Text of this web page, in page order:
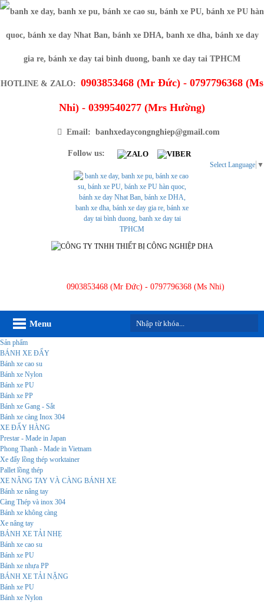
HOTLINE & ZALO: 0903853468 (Mr Đức) - 0797796368 (Ms
Nhi) - 0399540277 (Mrs Hường)
Email: banhxedaycongnghiep@gmail.com
Follow us:
0903853468 (Mr Đức) - 0797796368 (Ms Nhi)
Select Language ▼
Menu
Sản phẩm
BÁNH XE ĐẨY
Bánh xe cao su
Bánh xe Nylon
Bánh xe PU
Bánh xe PP
Bánh xe Gang - Sắt
Bánh xe càng Inox 304
XE ĐẨY HÀNG
Prestar - Made in Japan
Phong Thạnh - Made in Vietnam
Xe đẩy lồng thép worktainer
Pallet lồng thép
XE NÂNG TAY VÀ CÀNG BÁNH XE
Bánh xe nâng tay
Càng Thép và inox 304
Bánh xe không càng
Xe nâng tay
BÁNH XE TẢI NHẸ
Bánh xe cao su
Bánh xe PU
Bánh xe nhựa PP
BÁNH XE TẢI NẶNG
Bánh xe PU
Bánh xe Nylon